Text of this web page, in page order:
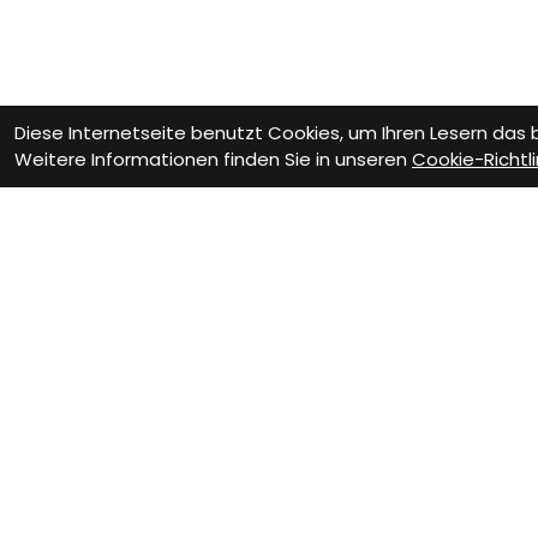
Diese Internetseite benutzt Cookies, um Ihren Lesern
Weitere Informationen finden Sie in unseren Cookie-